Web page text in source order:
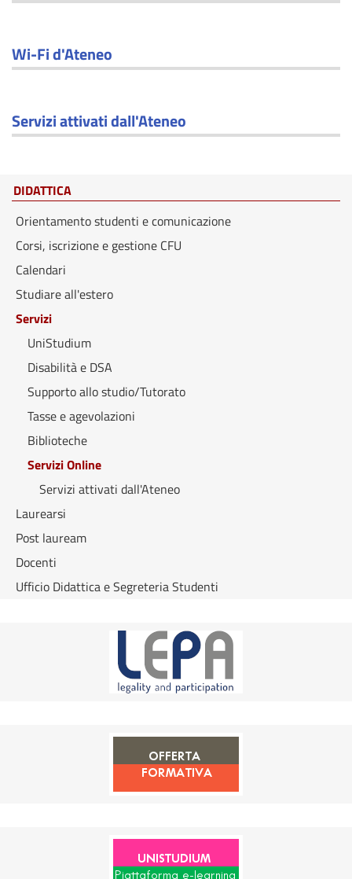
Wi-Fi d'Ateneo
Servizi attivati dall'Ateneo
DIDATTICA
Orientamento studenti e comunicazione
Corsi, iscrizione e gestione CFU
Calendari
Studiare all'estero
Servizi
UniStudium
Disabilità e DSA
Supporto allo studio/Tutorato
Tasse e agevolazioni
Biblioteche
Servizi Online
Servizi attivati dall'Ateneo
Laurearsi
Post lauream
Docenti
Ufficio Didattica e Segreteria Studenti